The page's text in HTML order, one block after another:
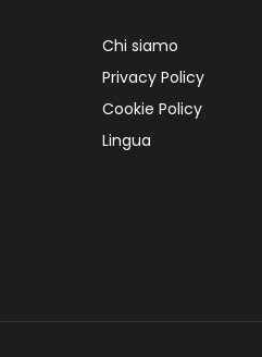
Chi siamo
Privacy Policy
Cookie Policy
Lingua